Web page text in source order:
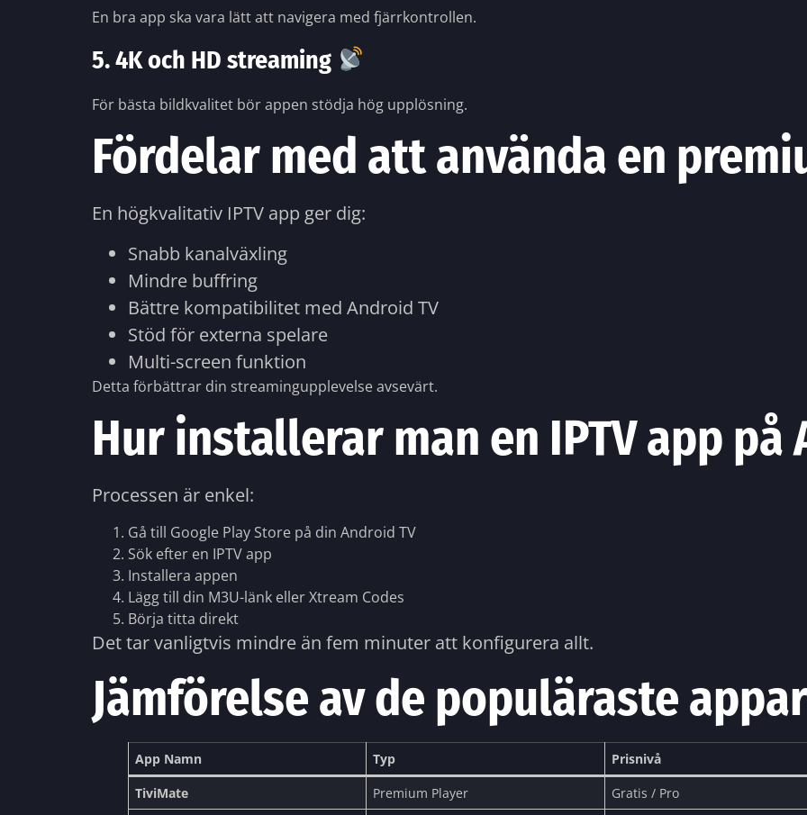
En bra app ska vara lätt att navigera med fjärrkontrollen.
5. 4K och HD streaming
För bästa bildkvalitet bör appen stödja hög upplösning.
Fördelar med att använda en
En högkvalitativ IPTV app ger dig:
Snabb kanalväxling
Mindre buffring
Bättre kompatibilitet med Android TV
Stöd för externa spelare
Multi-screen funktion
Detta förbättrar din streamingupplevelse avsevärt.
Hur installerar man en IPTV app på
Processen är enkel:
Gå till Google Play Store på din Android TV
Sök efter en IPTV app
Installera appen
Lägg till din M3U-länk eller Xtream Codes
Börja titta direkt
Det tar vanligtvis mindre än fem minuter att konfigurera allt.
Jämförelse av de populäraste
App Namn Typ Prisnivå
TiviMate
Premium Player Gratis / Pro